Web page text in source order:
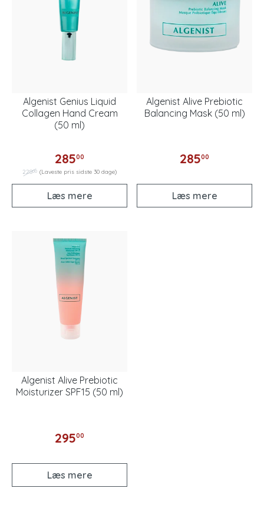
Algenist Genius Liquid
Collagen Hand Cream
(50 ml)
28500
22800 (Laveste pris sidste 30 dage)
Læs mere
Algenist Alive Prebiotic
Balancing Mask (50 ml)
28500
Læs mere
Algenist Alive Prebiotic
Moisturizer SPF15 (50 ml)
29500
Læs mere